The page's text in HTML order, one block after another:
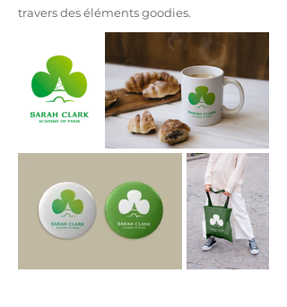
travers des éléments goodies.